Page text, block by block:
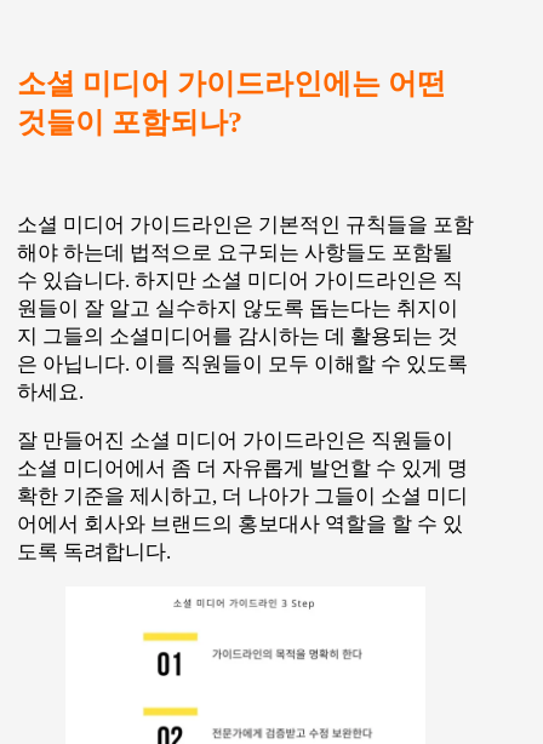
소셜 미디어 가이드라인에는 어떤
것들이 포함되나?
소셜 미디어 가이드라인은 기본적인 규칙들을 포함
해야 하는데 법적으로 요구되는 사항들도 포함될
수 있습니다. 하지만 소셜 미디어 가이드라인은 직
원들이 잘 알고 실수하지 않도록 돕는다는 취지이
지 그들의 소셜미디어를 감시하는 데 활용되는 것
은 아닙니다. 이를 직원들이 모두 이해할 수 있도록
하세요.
잘 만들어진 소셜 미디어 가이드라인은 직원들이
소셜 미디어에서 좀 더 자유롭게 발언할 수 있게 명
확한 기준을 제시하고, 더 나아가 그들이 소셜 미디
어에서 회사와 브랜드의 홍보대사 역할을 할 수 있
도록 독려합니다.